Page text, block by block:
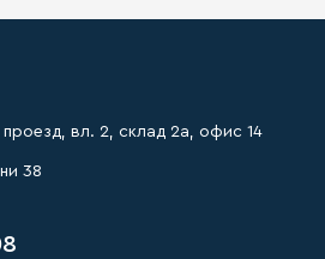
вл. 2, склад 2а, офис 14
38